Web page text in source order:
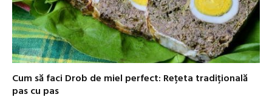
Cum să faci Drob de miel perfect: Rețeta tradițională
pas cu pas